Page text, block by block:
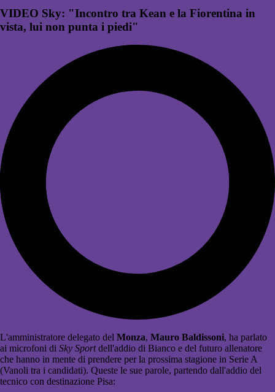
VIDEO Sky: "Incontro tra Kean e la Fiorentina in
vista, lui non punta i piedi"
L'amministratore delegato del Monza, Mauro Baldissoni, ha parlato
ai microfoni di Sky Sportdell'addio di Bianco e del futuro allenatore
che hanno in mente di prendere per la prossima stagione in Serie A
(Vanoli tra i candidati). Queste le sue parole, partendo dall'addio del
tecnico con destinazione Pisa: